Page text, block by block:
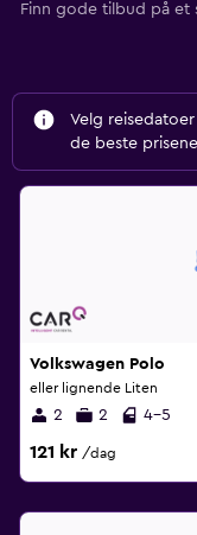
Finn gode tilbud på
Velg
de beste prisene
Volkswagen Polo
eller lignende Liten
2 2 4-5
121 kr /dag